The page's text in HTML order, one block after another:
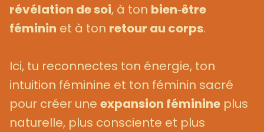
révélation de soi, à ton bien‑être
féminin et à ton retour au corps.
Ici, tu reconnectes ton énergie, ton
intuition féminine et ton féminin sacré
pour créer une expansion féminine plus
naturelle, plus consciente et plus